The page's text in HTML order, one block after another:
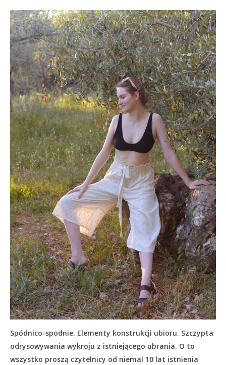
Spódnico-spodnie. Elementy konstrukcji ubioru. Szczypta
odrysowywania wykroju z istniejącego ubrania. O to
wszystko proszą czytelnicy od niemal 10 lat istnienia